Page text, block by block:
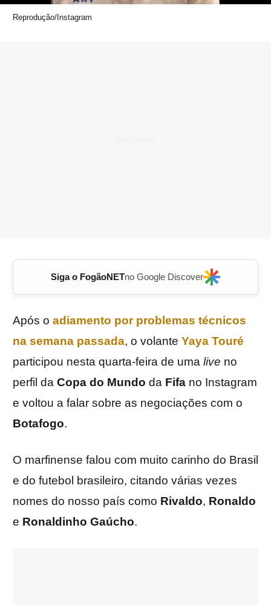
Reprodução/Instagram
Siga o FogãoNETno Google Discover
Após o adiamento por problemas técnicos
na semana passada, o volante Yaya Touré
participou nesta quarta-feira de uma live no
perfil da Copa do Mundo da Fifa no Instagram
e voltou a falar sobre as negociações com o
Botafogo.
O marfinense falou com muito carinho do Brasil
e do futebol brasileiro, citando várias vezes
nomes do nosso país como Rivaldo, Ronaldo
e Ronaldinho Gaúcho.